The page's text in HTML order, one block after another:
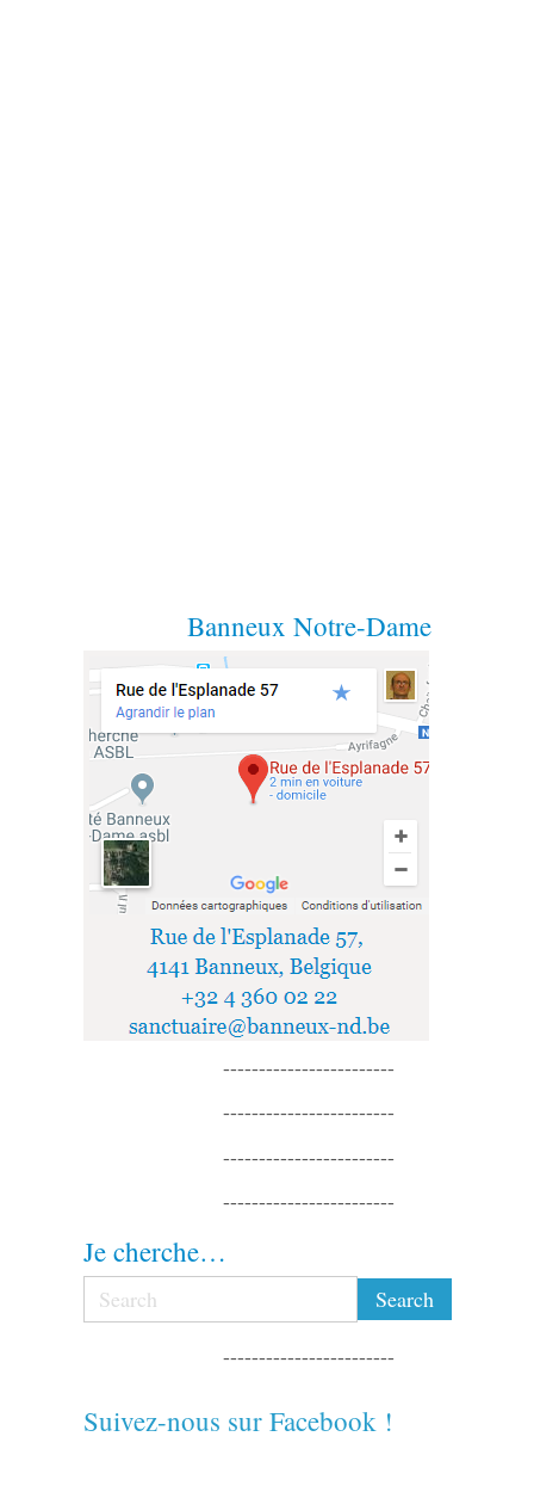
Banneux Notre-Dame
------------------------
------------------------
------------------------
------------------------
Je cherche…
------------------------
Suivez-nous sur Facebook !